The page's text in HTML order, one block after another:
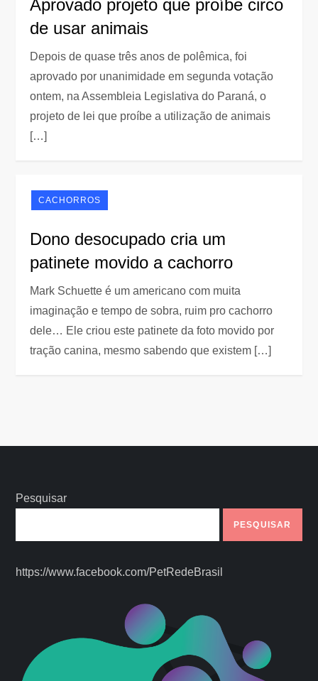
Aprovado projeto que proíbe circo
de usar animais
Depois de quase três anos de polêmica, foi
aprovado por unanimidade em segunda votação
ontem, na Assembleia Legislativa do Paraná, o
projeto de lei que proíbe a utilização de animais
[…]
CACHORROS
Dono desocupado cria um
patinete movido a cachorro
Mark Schuette é um americano com muita
imaginação e tempo de sobra, ruim pro cachorro
dele… Ele criou este patinete da foto movido por
tração canina, mesmo sabendo que existem […]
Pesquisar
PESQUISAR
https://www.facebook.com/PetRedeBrasil